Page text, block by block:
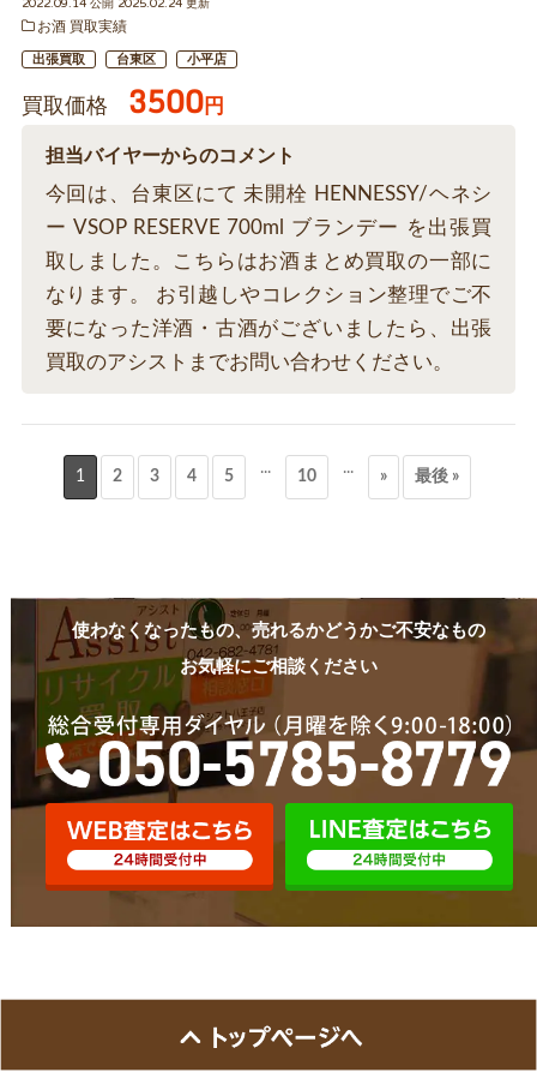
2022.09.14 公開 2025.02.24 更新
お酒 買取実績
出張買取 台東区 小平店
買取価格 3500円
担当バイヤーからのコメント
今回は、台東区にて 未開栓 HENNESSY/ヘネシ
ー VSOP RESERVE 700ml ブランデー を出張買
取しました。こちらはお酒まとめ買取の一部に
なります。 お引越しやコレクション整理でご不
要になった洋酒・古酒がございましたら、出張
買取のアシストまでお問い合わせください。
1 2 3 4 5 ... 10 ... » 最後 »
使わなくなったもの、売れるかどうかご不安なもの
お気軽にご相談ください